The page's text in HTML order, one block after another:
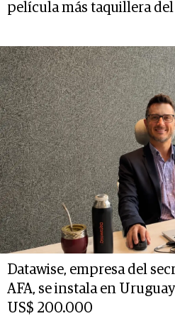
película más taquillera
Datawise, empresa del
AFA, se instala en
US$ 200.000